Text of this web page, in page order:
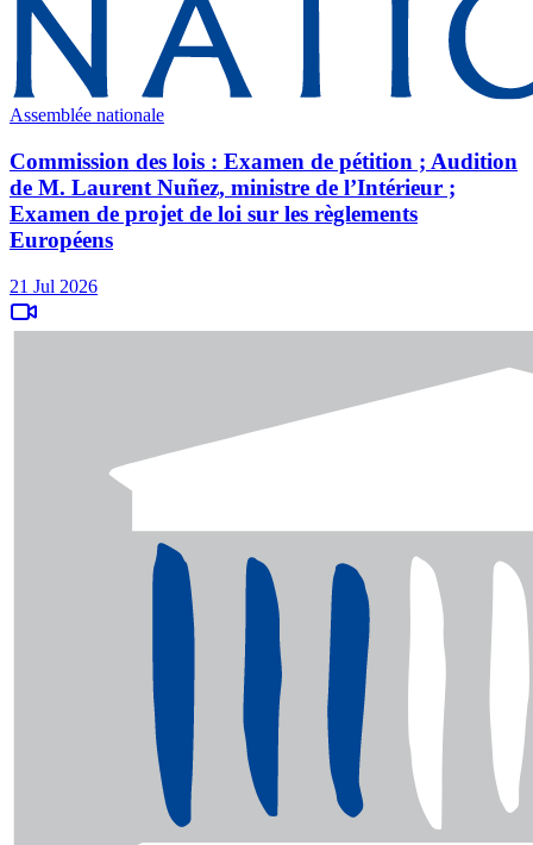
Assemblée nationale
Commission des lois : Examen de pétition ; Audition
de M. Laurent Nuñez, ministre de l’Intérieur ;
Examen de projet de loi sur les règlements
Européens
21 Jul 2026